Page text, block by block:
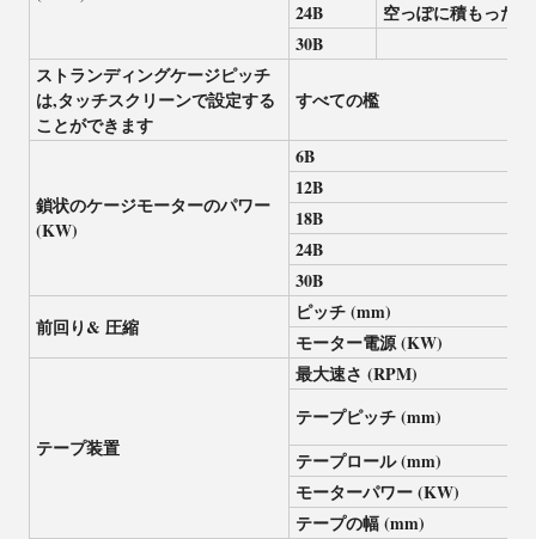
24B
空っぽに積もった
30B
ストランディングケージピッチ
は,タッチスクリーンで設定する
ことができます
すべての檻
鎖状のケージモーターのパワー
(KW)
6B
12B
18B
24B
30B
前回り& 圧縮
ピッチ (mm)
モーター電源 (KW)
テープ装置
最大速さ (RPM)
テープピッチ (mm)
テープロール (mm)
モーターパワー (KW)
テープの幅 (mm)